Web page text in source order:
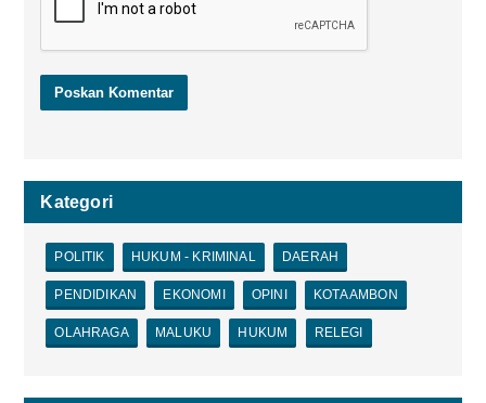
Kategori
POLITIK HUKUM - KRIMINAL DAERAH
PENDIDIKAN EKONOMI OPINI KOTA AMBON
OLAHRAGA MALUKU HUKUM RELEGI